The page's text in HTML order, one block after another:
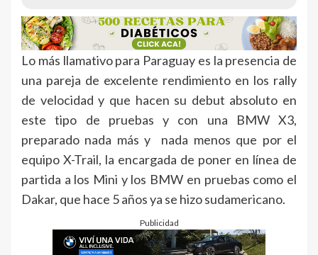
Lo más llamativo para Paraguay es la presencia de
una pareja de excelente rendimiento en los rally
de velocidad y que hacen su debut absoluto en
este tipo de pruebas y con una BMW X3,
preparado nada más y nada menos que por el
equipo X-Trail, la encargada de poner en línea de
partida a los Mini y los BMW en pruebas como el
Dakar, que hace 5 años ya se hizo sudamericano.
Publicidad